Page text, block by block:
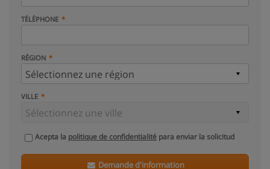
TÉLÉPHONE
RÉGION
VILLE
Acepta la politique de confidentialité para enviar la solicitud
Demande d'information